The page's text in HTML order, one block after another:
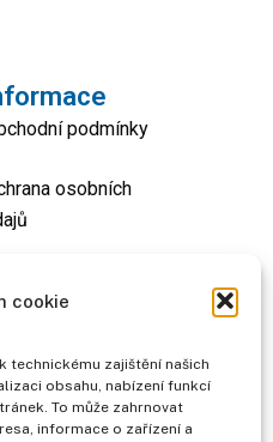
cookie
technickému zajištění našich
obsahu, nabízení funkcí
To může zahrnovat
informace o zařízení a
podmínky
osobních